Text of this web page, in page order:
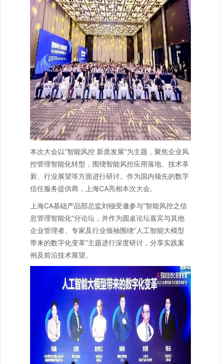
本次大会以“智能风控 新质发展”为主题，聚焦企业风
控管理智能化转型，围绕智能风控应用落地、技术革
新、行业展望等方面进行研讨。作为国内领先的数字
信任服务提供商，上海CA亮相本次大会。
上海CA基础产品部总监刘镪受邀参与“智能风控之信
息管理智能化”分论坛，并作为圆桌论坛嘉宾与其他
企业管理者、专家及行业领袖围绕“人工智能大模型
带来的数字化变革”主题进行深度研讨，分享实践案
例及前沿技术展望。